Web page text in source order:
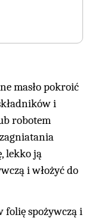
masło pokroić
i
robotem
lekko ją
i włożyć do
folię spożywczą i